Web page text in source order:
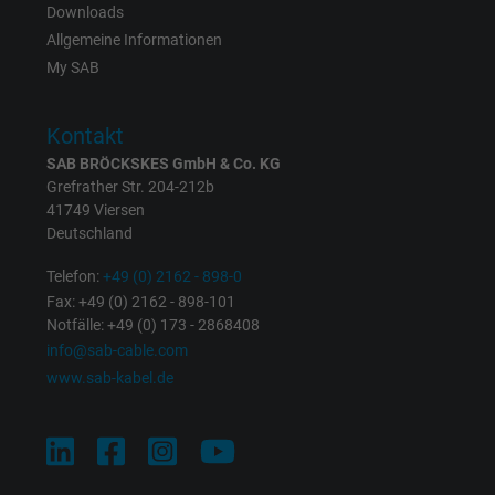
Zweck
Cookie von Facebook für Website-Analyse,
Name
Anbieter Facebook Ireland Ltd.
Laufzeit
Zweck
Cookie von Facebook für Website-Analyse,
Anzeigenausrichtung und
Name sb, Facebook Pixel
Anbieter Facebook Ireland Ltd.
Downloads
Allgemeine Informationen
My SAB
Kontakt
SAB BRÖCKSKES GmbH & Co. KG
Grefrather Str. 204-212b
41749 Viersen
Deutschland
Telefon:+49 (0) 2162 - 898-0
Fax: +49 (0) 2162 - 898-101
Notfälle: +49 (0) 173 - 2868408
info@sab-cable.com
www.sab-kabel.de